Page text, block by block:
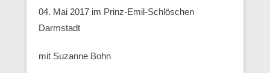
04. Mai 2017 im Prinz-Emil-Schlöschen
Darmstadt
mit Suzanne Bohn